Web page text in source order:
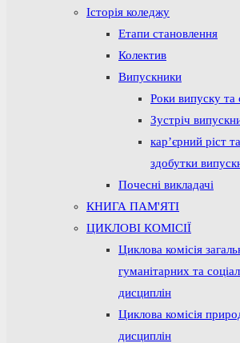
Історія коледжу
Етапи становлення
Колектив
Випускники
Роки випуску та
Зустріч
кар’єрний ріст
здобутки
Почесні викладачі
КНИГА ПАМ'ЯТІ
ЦИКЛОВІ КОМІСІЇ
Циклова комісія
гуманітарних та
дисциплін
Циклова комісія
дисциплін